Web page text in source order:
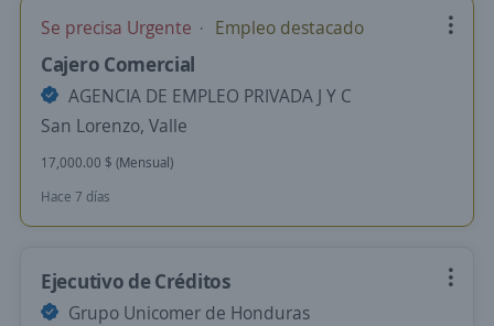
Se precisa Urgente Empleo destacado
Cajero Comercial
AGENCIA DE EMPLEO PRIVADA J Y C
San Lorenzo, Valle
17,000.00 $ (Mensual)
Hace 7 días
Ejecutivo de Créditos
Grupo Unicomer de Honduras